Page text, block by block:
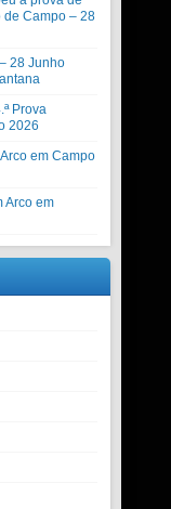
de Campo – 28
28 Junho
Prova
2026
em Campo
Arco em